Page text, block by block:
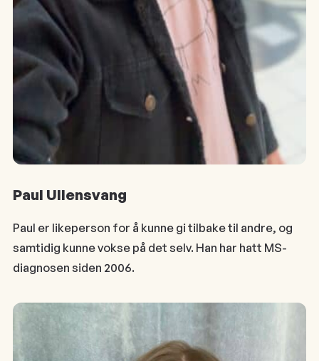
Paul Ullensvang
Paul er likeperson for å kunne gi tilbake til andre, og
samtidig kunne vokse på det selv. Han har hatt MS-
diagnosen siden 2006.